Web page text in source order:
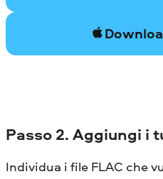
Passo 2. Aggiungi i
Individua i file FLAC che